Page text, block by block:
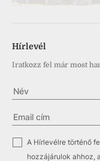
Hírlevél
Iratkozz fel már most
A Hírlevélre történő
hozzájárulok ahhoz,